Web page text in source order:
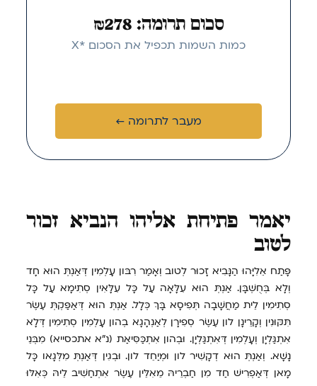
סכום תרומה: ₪278
כמות השמות תכפיל את הסכום *X
מעבר לתרומה ←
יאמר פתיחת אליהו הנביא זכור
לטוב
פָּתַח אֵלִיָּהוּ הַנָּבִיא זָכוּר לְטוב וְאָמַר רִבּון עָלְמִין דְּאַנְתְּ הוּא חָד
וְלָא בְּחֻשְׁבָּן. אַנְתְּ הוּא עִלָּאָה עַל כָּל עִלָּאִין סְתִימָא עַל כָּל
סְתִימִין לֵית מַחֲשָׁבָה תְּפִיסָא בָּךְ כְּלָל. אַנְתְּ הוּא דְּאַפַּקְתְּ עֶשֶׂר
תִּקּוּנִין וְקָרֵינָן לון עֶשֶׂר סְפִירָן לְאַנְהָגָא בְהון עָלְמִין סְתִימִין דְּלָא
אִתְגַּלְיָן וְעָלְמִין דְּאִתְגַּלְיָן. וּבְהון אִתְכַּסִּיאַת (נ"א אתכסייא) מִבְּנֵי
נָשָׁא. וְאַנְתְּ הוּא דְקָשִׁיר לון וּמְיַחֵד לון. וּבְגִין דְּאַנְתְּ מִלְּגָאו כָּל
מָאן דְּאַפְרִישׁ חַד מִן חַבְרֵיהּ מֵאִלֵּין עֶשֶׂר אִתְחַשִׁיב לֵיהּ כְּאִלּוּ